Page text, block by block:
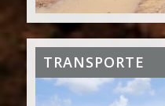
TRANSPORTE